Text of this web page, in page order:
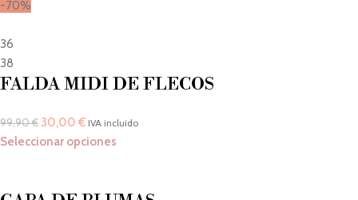
-70%
36
38
FALDA MIDI DE FLECOS
99,90€ 30,00 € IVA incluido
Seleccionar opciones